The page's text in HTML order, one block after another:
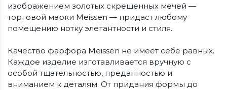
изображением золотых скрещенных мечей —
торговой марки Meissen — придаст любому
помещению нотку элегантности и стиля.
Качество фарфора Meissen не имеет себе равных.
Каждое изделие изготавливается вручную с
особой тщательностью, преданностью и
вниманием к деталям. От придания формы до